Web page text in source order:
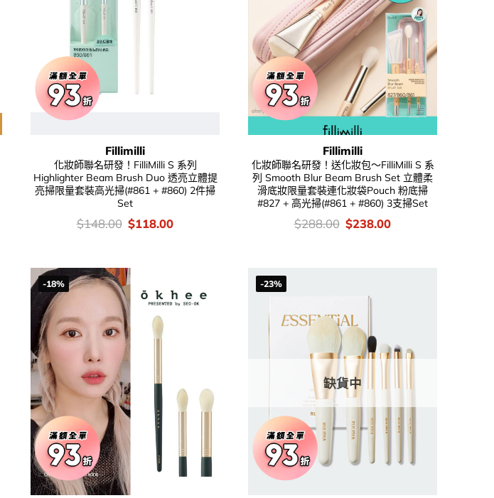
Fillimilli
化妝師聯名研發！FilliMilli S 系列
Highlighter Beam Brush Duo 透亮立體提
亮掃限量套裝高光掃(#861 + #860) 2件掃
Set
價
錢：
$148.00 Original
price
$118.00Current
Fillimilli
化妝師聯名研發！送化妝包～FilliMilli S 系
列 Smooth Blur Beam Brush Set 立體柔
滑底妝限量套裝連化妝袋Pouch 粉底掃
#827 + 高光掃(#861 + #860) 3支掃Set
價
錢：
$288.00 Original
price
$238.00Current
-18% -23%
缺貨中